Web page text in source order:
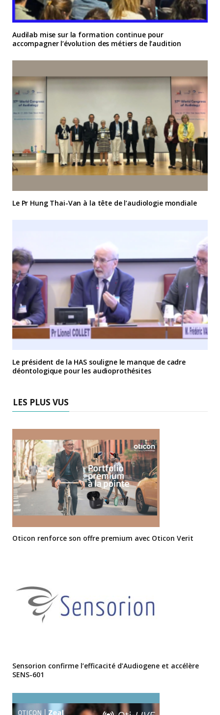
Audilab mise sur la formation continue pour
accompagner l’évolution des métiers de l’audition
Le Pr Hung Thai-Van à la tête de l’audiologie mondiale
Le président de la HAS souligne le manque de cadre
déontologique pour les audioprothésites
LES PLUS VUS
Oticon renforce son offre premium avec Oticon Verit
Sensorion confirme l’efficacité d’Audiogene et accélère
SENS-601